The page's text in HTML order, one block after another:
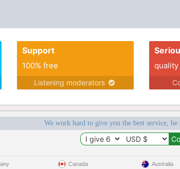
Support
100% free
Listening moderators
We work hard to give you the best service, be
Canada Australia